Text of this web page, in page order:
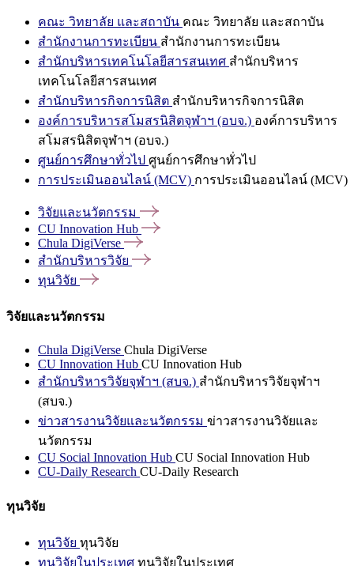
คณะ วิทยาลัย และสถาบัน คณะ วิทยาลัย และสถาบัน
สำนักงานการทะเบียน สำนักงานการทะเบียน
สำนักบริหารเทคโนโลยีสารสนเทศ สำนักบริหาร
เทคโนโลยีสารสนเทศ
สำนักบริหารกิจการนิสิต สำนักบริหารกิจการนิสิต
องค์การบริหารสโมสรนิสิตจุฬาฯ (อบจ.) องค์การบริหาร
สโมสรนิสิตจุฬาฯ (อบจ.)
ศูนย์การศึกษาทั่วไป ศูนย์การศึกษาทั่วไป
การประเมินออนไลน์ (MCV) การประเมินออนไลน์ (MCV)
วิจัยและนวัตกรรม
CU Innovation Hub
Chula DigiVerse
สำนักบริหารวิจัย
ทุนวิจัย
วิจัยและนวัตกรรม
Chula DigiVerse Chula DigiVerse
CU Innovation Hub CU Innovation Hub
สำนักบริหารวิจัยจุฬาฯ (สบจ.) สำนักบริหารวิจัยจุฬาฯ
(สบจ.)
ข่าวสารงานวิจัยและนวัตกรรม ข่าวสารงานวิจัยและ
นวัตกรรม
CU Social Innovation Hub CU Social Innovation Hub
CU-Daily Research CU-Daily Research
ทุนวิจัย
ทุนวิจัย ทุนวิจัย
ทุนวิจัยในประเทศ ทุนวิจัยในประเทศ